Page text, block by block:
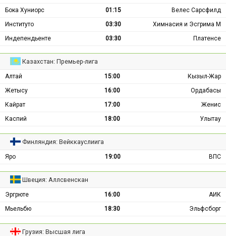
Бока Хуниорс
01:15
Велес Сарсфилд
Институто
03:30
Химнасия и Эсгрима М
Индепендьенте
03:30 Платенсе
Казахстан: Премьер-лига
Алтай 15:00
Кызыл-Жар
Жетысу
16:00
Ордабасы
Кайрат
17:00
Женис
Каспий
18:00 Улытау
Финляндия: Вейккауслиига
Яро 19:00 ВПС
Швеция: Аллсвенскан
Эргрюте 16:00
АИК
Мьельбю
18:30 Эльфсборг
Грузия: Высшая лига